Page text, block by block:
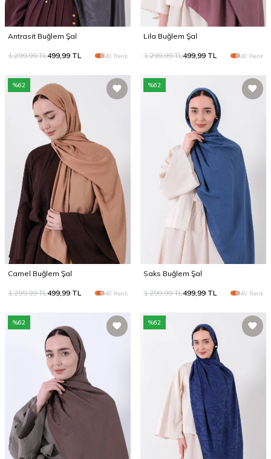
Antrasit Buğlem Şal
1.299,99TL499,99 TL 40 Renk
Lila Buğlem Şal
1.299,99TL499,99 TL 40 Renk
%62
Camel Buğlem Şal
1.299,99TL499,99 TL 40 Renk
%62
Saks Buğlem Şal
1.299,99TL499,99 TL 40 Renk
%62 %62